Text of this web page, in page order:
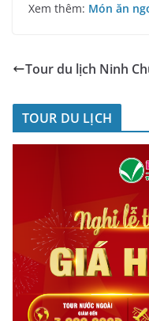
Xem thêm: Món ăn
Tour du lịch Ninh
TOUR DU LỊCH